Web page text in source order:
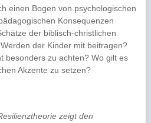
einen Bogen von psychologischen
Konsequenzen
der biblisch-christlichen
der Kinder mit beitragen?
besonders zu achten? Wo gilt es
Akzente zu setzen?
zeigt den